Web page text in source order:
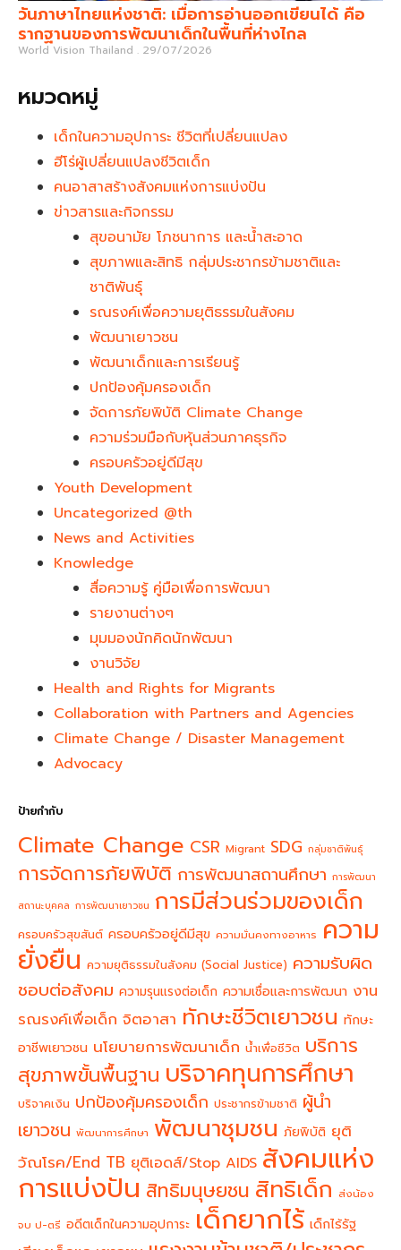
วันภาษาไทยแห่งชาติ: เมื่อการอ่านออกเขียนได้ คือ
รากฐานของการพัฒนาเด็กในพื้นที่ห่างไกล
World Vision Thailand 29/07/2026
หมวดหมู่
เด็กในความอุปการะ ชีวิตที่เปลี่ยนแปลง
ฮีโร่ผู้เปลี่ยนแปลงชีวิตเด็ก
คนอาสาสร้างสังคมแห่งการแบ่งปัน
ข่าวสารและกิจกรรม
สุขอนามัย โภชนาการ และน้ำสะอาด
สุขภาพและสิทธิ กลุ่มประชากรข้ามชาติและ
ชาติพันธุ์
รณรงค์เพื่อความยุติธรรมในสังคม
พัฒนาเยาวชน
พัฒนาเด็กและการเรียนรู้
ปกป้องคุ้มครองเด็ก
จัดการภัยพิบัติ Climate Change
ความร่วมมือกับหุ้นส่วนภาคธุรกิจ
ครอบครัวอยู่ดีมีสุข
Youth Development​
Uncategorized @th
News and Activities
Knowledge
สื่อความรู้ คู่มือเพื่อการพัฒนา
รายงานต่างๆ
มุมมองนักคิดนักพัฒนา
งานวิจัย
Health and Rights for Migrants
Collaboration with Partners and Agencies
Climate Change / Disaster Management
Advocacy
ป้ายกำกับ
Climate Change CSR Migrant SDG กลุ่มชาติพันธุ์
การจัดการภัยพิบัติ การพัฒนาสถานศึกษา การพัฒนา
สถานะบุคคล การพัฒนาเยาวชน การมีส่วนร่วมของเด็ก
ครอบครัวสุขสันต์ ครอบครัวอยู่ดีมีสุข ความมั่นคงทางอาหาร ความ
ยั่งยืน ความยุติธรรมในสังคม (Social Justice) ความรับผิด
ชอบต่อสังคม ความรุนแรงต่อเด็ก ความเชื่อและการพัฒนา งาน
รณรงค์เพื่อเด็ก จิตอาสา ทักษะชีวิตเยาวชน ทักษะ
อาชีพเยาวชน นโยบายการพัฒนาเด็ก น้ำเพื่อชีวิต บริการ
สุขภาพขั้นพื้นฐาน บริจาคทุนการศึกษา
บริจาคเงิน ปกป้องคุ้มครองเด็ก ประชากรข้ามชาติ ผู้นำ
เยาวชน พัฒนาการศึกษา พัฒนาชุมชน ภัยพิบัติ ยุติ
วัณโรค/End TB ยุติเอดส์/Stop AIDS สังคมแห่ง
การแบ่งปัน สิทธิมนุษยชน สิทธิเด็ก ส่งน้อง
จบ ป-ตรี อดีตเด็กในความอุปการะ เด็กยากไร้ เด็กไร้รัฐ